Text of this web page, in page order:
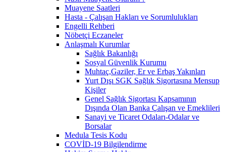
Muayene Saatleri
Hasta - Çalışan Hakları ve Sorumlulukları
Engelli Rehberi
Nöbetçi Eczaneler
Anlaşmalı Kurumlar
Sağlık Bakanlığı
Sosyal Güvenlik Kurumu
Muhtaç,Gaziler, Er ve Erbaş Yakınları
Yurt Dışı SGK Sağlık Sigortasına Mensup
Kişiler
Genel Sağlık Sigortası Kapsamının
Dışında Olan Banka Çalışan ve Emeklileri
Sanayi ve Ticaret Odaları-Odalar ve
Borsalar
Medula Tesis Kodu
COVİD-19 Bilgilendirme